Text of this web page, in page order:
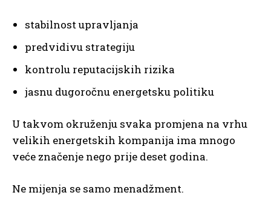
stabilnost upravljanja
predvidivu strategiju
kontrolu reputacijskih rizika
jasnu dugoročnu energetsku politiku
U takvom okruženju svaka promjena na vrhu
velikih energetskih kompanija ima mnogo
veće značenje nego prije deset godina.
Ne mijenja se samo menadžment.